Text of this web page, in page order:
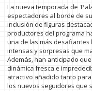
La nueva temporada de
espectadores al borde de
inclusión de figuras
productores del programa
una de las más desafiantes
intensas y sorpresas que
Además, han anticipado
dinámica fresca e
atractivo añadido tanto
los nuevos seguidores que